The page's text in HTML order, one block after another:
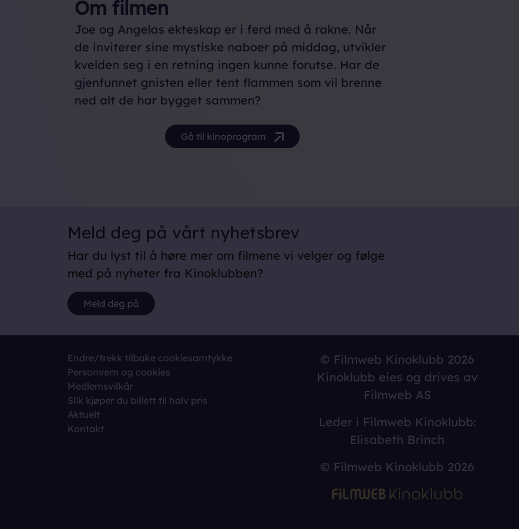
Om filmen
Joe og Angelas ekteskap er i ferd med å rakne. Når
de inviterer sine mystiske naboer på middag, utvikler
kvelden seg i en retning ingen kunne forutse. Har de
gjenfunnet gnisten eller tent flammen som vil brenne
ned alt de har bygget sammen?
Gå til kinoprogram
Meld deg på vårt nyhetsbrev
Har du lyst til å høre mer om filmene vi velger og følge
med på nyheter fra Kinoklubben?
Meld deg på
Endre/trekk tilbake cookiesamtykke
Personvern og cookies
Medlemsvilkår
Slik kjøper du billett til halv pris
Aktuelt
Kontakt
© Filmweb Kinoklubb 2026
Kinoklubb eies og drives av
Filmweb AS
Leder i Filmweb Kinoklubb:
Elisabeth Brinch
© Filmweb Kinoklubb 2026